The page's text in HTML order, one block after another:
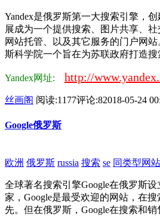
Yandex是俄罗斯第一大搜索引擎，
展成为一个提供搜索、图片共享、
网站托管、以及其它服务的门户网站
斯科学院一个旨在为苏联政府打造
Yandex网址: http://
丝画阁 阅读:1177评论:82018-05-24
Google俄罗斯
欧洲 俄罗斯 russia 搜索 se 同类型网站
全球著名搜索引擎Google在俄罗斯
家，Google是最受欢迎的网站，在
先。但在俄罗斯，Google在搜索和